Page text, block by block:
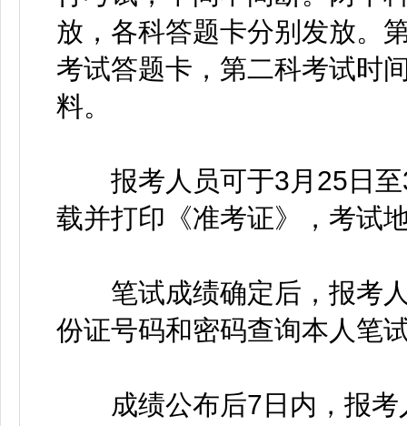
放，各科答题卡分别发放。
考试答题卡，第二科考试时
料。
报考人员可于3月25日至
载并打印《准考证》，考试
笔试成绩确定后，报考人
份证号码和密码查询本人笔
成绩公布后7日内，报考